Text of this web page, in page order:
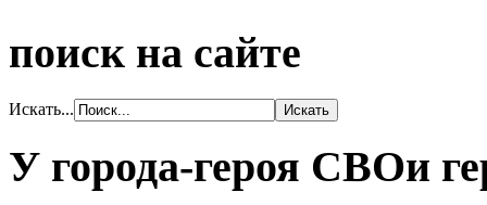
поиск на сайте
Искать...
У города-героя СВОи